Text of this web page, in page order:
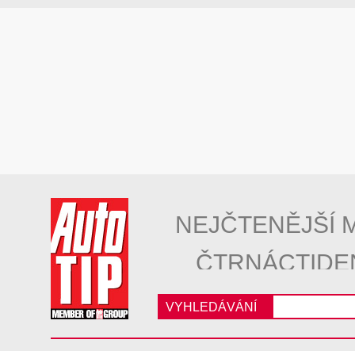
NEJČTENĚJŠÍ
VYHLEDÁVÁNÍ
Opel Astra H (od 2004)